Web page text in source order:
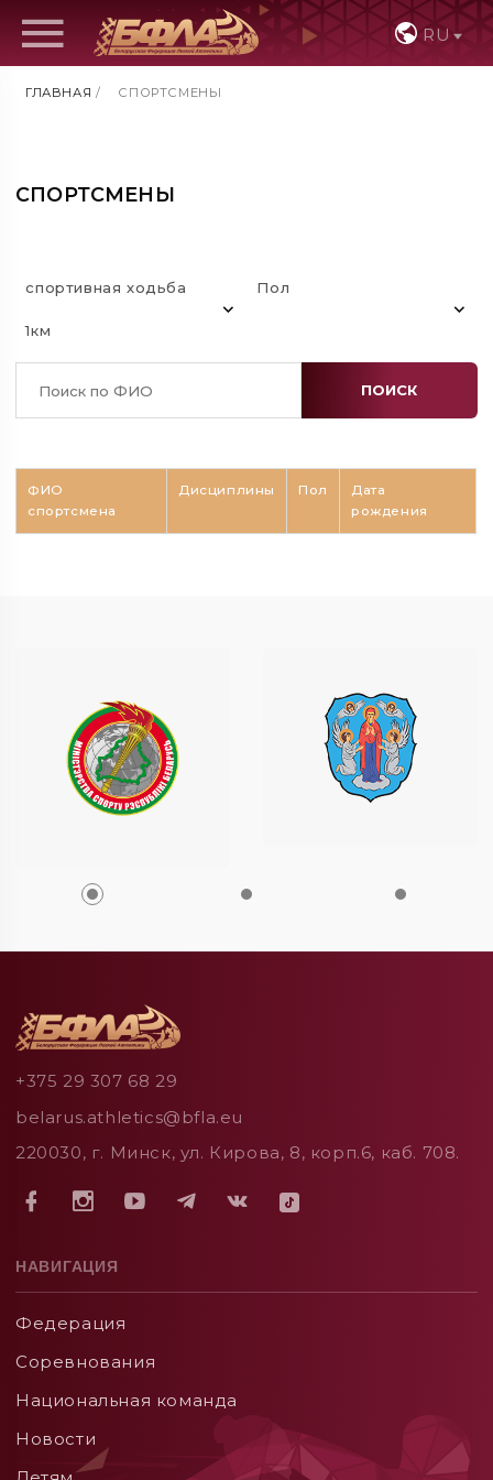
RU
ГЛАВНАЯ / СПОРТСМЕНЫ
СПОРТСМЕНЫ
спортивная ходьба
1км
Пол
ПОИСК
ФИО
спортсмена
Дисциплины Пол
Дата
рождения
+375 29 307 68 29
belarus.athletics@bfla.eu
220030, г. Минск, ул. Кирова, 8, корп.6, каб. 708.
НАВИГАЦИЯ
Федерация
Соревнования
Национальная команда
Новости